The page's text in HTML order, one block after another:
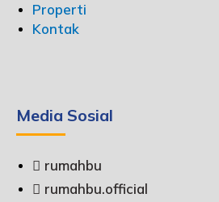
Properti
Kontak
Media Sosial
rumahbu
rumahbu.official